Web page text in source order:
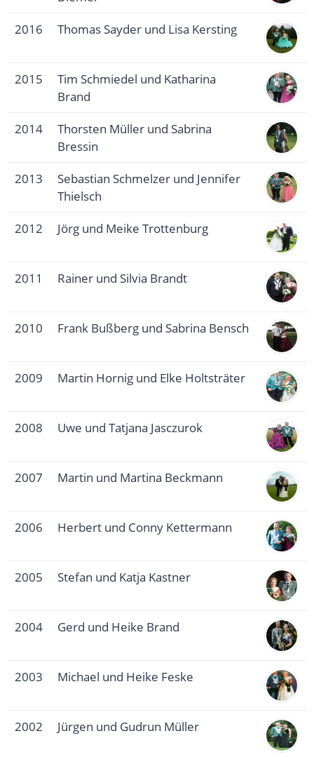
2016
Thomas Sayder und Lisa Kersting
2015
Tim Schmiedel und Katharina
Brand
2014
Thorsten Müller und Sabrina
Bressin
2013
Sebastian Schmelzer und Jennifer
Thielsch
2012
Jörg und Meike Trottenburg
2011 Rainer und Silvia Brandt
2010 Frank Bußberg und Sabrina Bensch
2009 Martin Hornig und Elke Holtsträter
2008 Uwe und Tatjana Jasczurok
2007 Martin und Martina Beckmann
2006 Herbert und Conny Kettermann
2005 Stefan und Katja Kastner
2004 Gerd und Heike Brand
2003 Michael und Heike Feske
2002 Jürgen und Gudrun Müller